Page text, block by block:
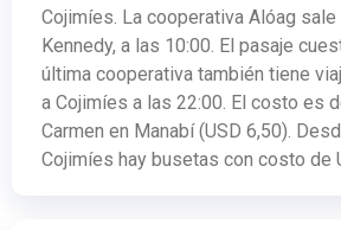
Cojimíes. La cooperativa Alóag
Kennedy, a las 10:00. El pasaje
última cooperativa también tiene
a Cojimíes a las 22:00. El costo es
Carmen en Manabí (USD 6,50).
Cojimíes hay busetas con costo de